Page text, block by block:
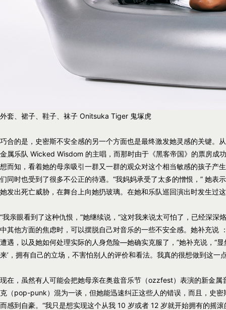
外套、裙子、鞋子、袜子 Onitsuka Tiger 鬼塚虎
巧合的是，史密斯不安全感的另一个方面也是最终激发她灵感的关键。
金属乐队 Wicked Wisdom 的主唱，而那时由于《黑客帝国》的票房成
想而知，看着她的母亲吸引一群又一群的观众对这个相当敏感的孩子产
们同时也受到了很多不公正的待遇。“我妈妈承受了太多的憎恨，” 她表
她发出死亡威胁，在舞台上向她扔玻璃。在她和乐队巡回演出时发生过
“我亲眼看到了这种仇恨，”她继续说，“这对我来说太可怕了，已经深深
中其他方面的焦虑时，可以摆脱自己对音乐的一些不安全感。她补充说
遭遇，以及她如何处理实际的人身危险—她确实克服了，”她补充说，“
来’，拥有自己的立场，不害怕别人的评价和看法。我真的很想做到这一
现在，虽然有人可能会把她母亲在奥兹音乐节（ozzfest）表演的新金
克（pop-punk）混为一谈，但她能迅速纠正这些人的错误，而且，史
而感到自豪。“我只是想实现这个从我 10 岁或者 12 岁就开始拥有的摇